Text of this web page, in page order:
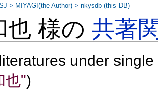
也 様の共著
under
也")
> MIYAGI(the Author) >nkysdb (this DB)